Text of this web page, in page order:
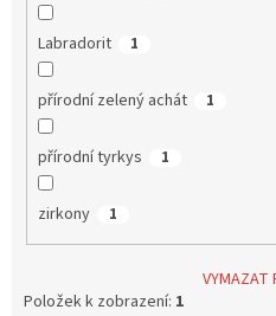
Labradorit 1
přírodní zelený achát 1
přírodní tyrkys 1
zirkony 1
VYMAZAT
Položek k zobrazení: 1